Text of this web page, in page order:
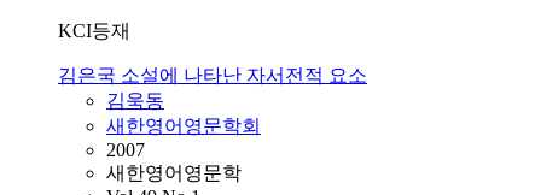
KCI등재
김은국 소설에 나타난 자서전적 요소
김욱동
새한영어영문학회
2007
새한영어영문학